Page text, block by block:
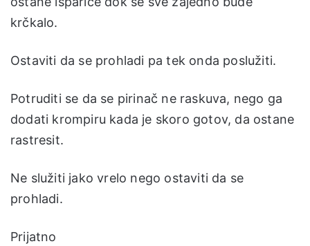
krčkalo.
Ostaviti da se prohladi pa tek onda poslužiti.
Potruditi se da se pirinač ne raskuva, nego ga
dodati krompiru kada je skoro gotov, da ostane
rastresit.
Ne služiti jako vrelo nego ostaviti da se
prohladi.
Prijatno